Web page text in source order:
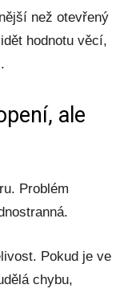
než otevřený
hodnotu věcí,
ale
Problém
Pokud je ve
chybu,